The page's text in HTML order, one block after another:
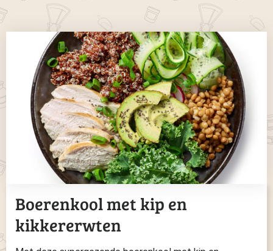
Boerenkool met kip en
kikkererwten